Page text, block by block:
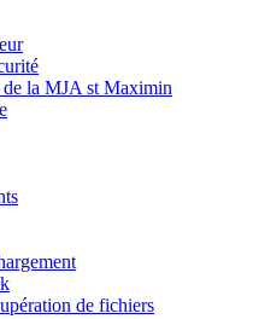
de la MJA st Maximin
de fichiers